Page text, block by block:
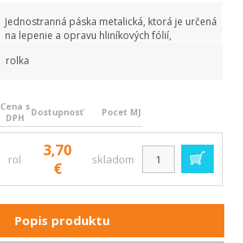
Jednostranná páska metalická, ktorá je určená
na lepenie a opravu hliníkových fólií,
rolka
Cena s
DPH
Dostupnosť Pocet MJ
rol
3,70
€
skladom
Popis produktu